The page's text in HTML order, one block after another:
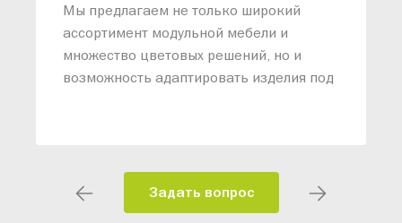
Мы предлагаем не только широкий
ассортимент модульной мебели и
множество цветовых решений, но и
возможность адаптировать изделия под
помещения и личные пожелания.
Благодаря современному
Задать вопрос